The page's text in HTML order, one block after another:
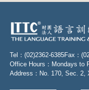
Tel：(02)2362-6385Fax：
Office Hours：Mondays to
Address：No. 170, Sec. 2,